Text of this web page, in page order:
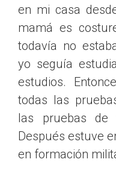
en mi casa
mamá es
todavía no
yo seguía
estudios.
todas las
las pruebas de
Después estuve
en formación